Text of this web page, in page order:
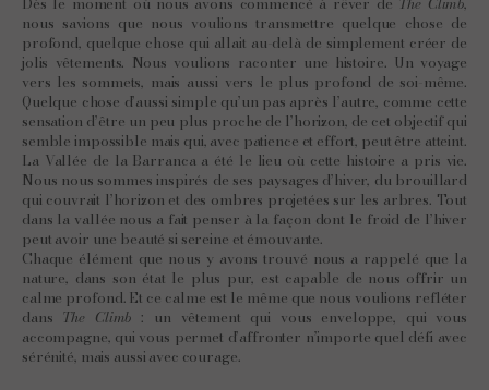
nous savions que nous voulions transmettre quelque chose de
profond, quelque chose qui allait au-delà de simplement créer de
jolis vêtements. Nous voulions raconter une histoire. Un voyage
vers les sommets, mais aussi vers le plus profond de soi-même.
Quelque chose d’aussi simple qu’un pas après l’autre, comme cette
sensation d’être un peu plus proche de l’horizon, de cet objectif qui
semble impossible mais qui, avec patience et effort, peut être atteint.
La Vallée de la Barranca a été le lieu où cette histoire a pris vie.
Nous nous sommes inspirés de ses paysages d’hiver, du brouillard
qui couvrait l’horizon et des ombres projetées sur les arbres. Tout
dans la vallée nous a fait penser à la façon dont le froid de l’hiver
peut avoir une beauté si sereine et émouvante.
Chaque élément que nous y avons trouvé nous a rappelé que la
nature, dans son état le plus pur, est capable de nous offrir un
calme profond. Et ce calme est le même que nous voulions refléter
dans The Climb : un vêtement qui vous enveloppe, qui vous
accompagne, qui vous permet d’affronter n’importe quel défi avec
sérénité, mais aussi avec courage.